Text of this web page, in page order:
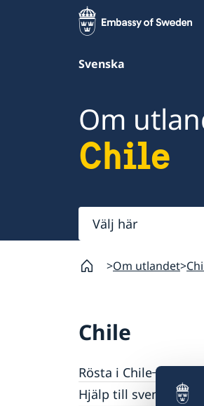
Svenska
Om
Chile
Välj
här
Om utlandet
Chile
Rösta i Chile
Hjälp till svenskar i